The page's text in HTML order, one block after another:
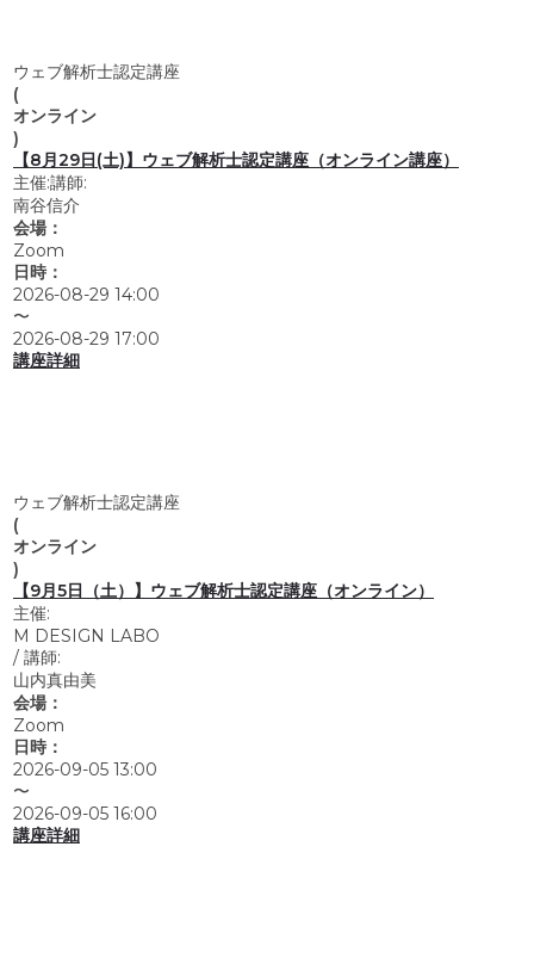
ウェブ解析士認定講座
(
オンライン
)
【8月29日(土)】ウェブ解析士認定講座（オンライン講座）
主催:講師:
南谷信介
会場：
Zoom
日時：
2026-08-29 14:00
〜
2026-08-29 17:00
講座詳細
ウェブ解析士認定講座
(
オンライン
)
【9月5日（土）】ウェブ解析士認定講座（オンライン）
主催:
M DESIGN LABO
/ 講師:
山内真由美
会場：
Zoom
日時：
2026-09-05 13:00
〜
2026-09-05 16:00
講座詳細